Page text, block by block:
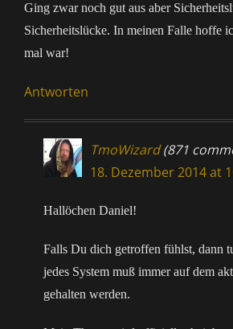
Ging zwar noch gut aus aber
Sicherheitslücke. In meinen Falle hoffe
mal war!
Antworten
TmoWizard(871
18. Dezember 2014 at
Hallöchen Daniel!
Falls Du dich getroffen fühlst, dann
jedes System muß immer auf dem
gehalten werden.